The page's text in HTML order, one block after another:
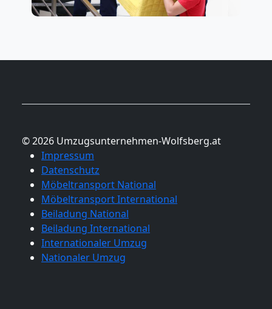
© 2026 Umzugsunternehmen-Wolfsberg.at
Impressum
Datenschutz
Möbeltransport National
Möbeltransport International
Beiladung National
Beiladung International
Internationaler Umzug
Nationaler Umzug